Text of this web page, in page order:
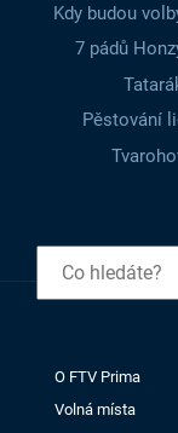
Kdy budou
7 pádů
Pěstování
O FTV Prima
Volná místa